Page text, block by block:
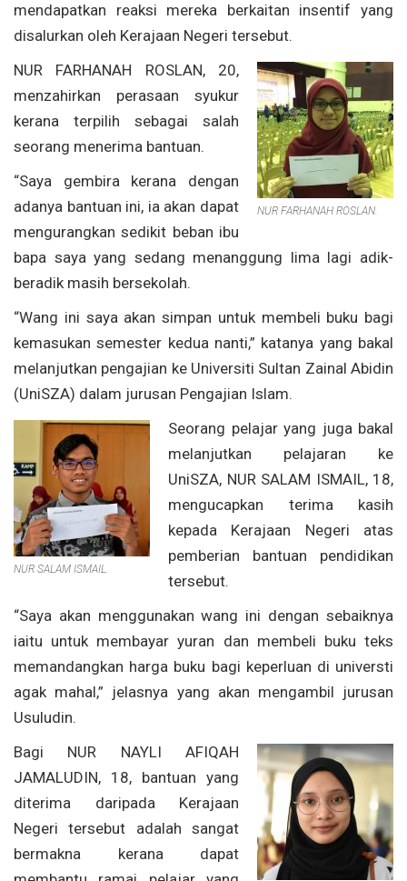
mendapatkan reaksi mereka berkaitan insentif yang
disalurkan oleh Kerajaan Negeri tersebut.
NUR FARHANAH ROSLAN.
NUR FARHANAH ROSLAN, 20,
menzahirkan perasaan syukur
kerana terpilih sebagai salah
seorang menerima bantuan.
“Saya gembira kerana dengan
adanya bantuan ini, ia akan dapat
mengurangkan sedikit beban ibu
bapa saya yang sedang menanggung lima lagi adik-
beradik masih bersekolah.
“Wang ini saya akan simpan untuk membeli buku bagi
kemasukan semester kedua nanti,” katanya yang bakal
melanjutkan pengajian ke Universiti Sultan Zainal Abidin
(UniSZA) dalam jurusan Pengajian Islam.
NUR SALAM ISMAIL.
Seorang pelajar yang juga bakal
melanjutkan pelajaran ke
UniSZA, NUR SALAM ISMAIL, 18,
mengucapkan terima kasih
kepada Kerajaan Negeri atas
pemberian bantuan pendidikan
tersebut.
“Saya akan menggunakan wang ini dengan sebaiknya
iaitu untuk membayar yuran dan membeli buku teks
memandangkan harga buku bagi keperluan di universti
agak mahal,” jelasnya yang akan mengambil jurusan
Usuludin.
Bagi NUR NAYLI AFIQAH
JAMALUDIN, 18, bantuan yang
diterima daripada Kerajaan
Negeri tersebut adalah sangat
bermakna kerana dapat